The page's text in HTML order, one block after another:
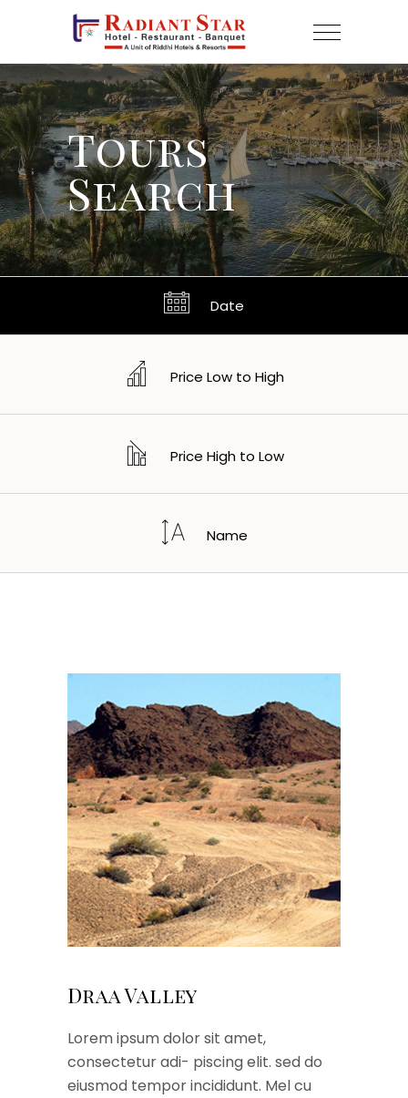
Tours
Search
Date
Price Low to High
Price High to Low
Name
Draa Valley
Lorem ipsum dolor sit amet,
consectetur adi- piscing elit. sed do
eiusmod tempor incididunt. Mel cu